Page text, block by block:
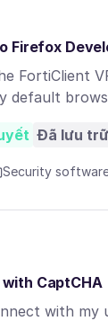
Firefox
FortiClient
default
Đã lưu trữ
Security
CaptCHA
with my